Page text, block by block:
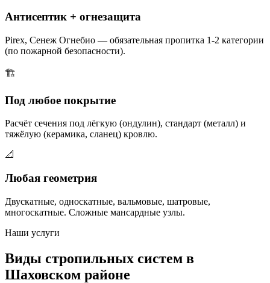
Антисептик + огнезащита
Pirex, Сенеж Огнебио — обязательная пропитка 1-2 категории
(по пожарной безопасности).
🏗️
Под любое покрытие
Расчёт сечения под лёгкую (ондулин), стандарт (металл) и
тяжёлую (керамика, сланец) кровлю.
📐
Любая геометрия
Двускатные, односкатные, вальмовые, шатровые,
многоскатные. Сложные мансардные узлы.
Наши услуги
Виды стропильных систем в
Шаховском районе